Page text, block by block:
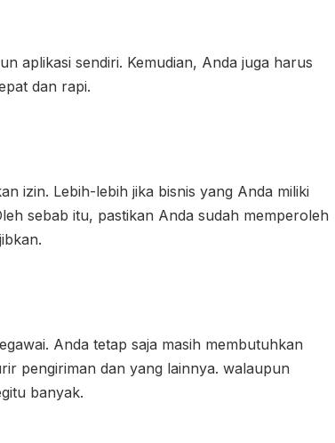
aplikasi sendiri. Kemudian, Anda juga harus
dan rapi.
izin. Lebih-lebih jika bisnis yang Anda miliki
sebab itu, pastikan Anda sudah memperoleh
Anda tetap saja masih membutuhkan
pengiriman dan yang lainnya. walaupun
banyak.